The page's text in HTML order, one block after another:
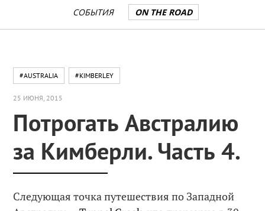
СОБЫТИЯ
ON THE ROAD
#AUSTRALIA #KIMBERLEY
25 ИЮНЯ, 2015
Потрогать Австралию
за Кимберли. Часть 4.
Следующая точка путешествия по Западной